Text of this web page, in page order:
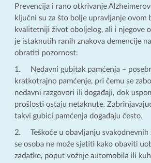
Prevencija i rano otkrivanje
ključni su za što bolje upravljanje ovom
kvalitetniji život oboljelog, ali i njegove
je istaknutih ranih znakova demencije
obratiti pozornost:
1. Nedavni gubitak pamćenja –
kratkotrajno pamćenje, pri čemu se
nedavni razgovori ili događaji, dok
prošlosti ostaju netaknute.
takvi gubici pamćenja događaju često.
2. Teškoće u obavljanju svakodnevnih
se osoba ne može sjetiti kako obaviti
zadatke, poput vožnje automobila ili